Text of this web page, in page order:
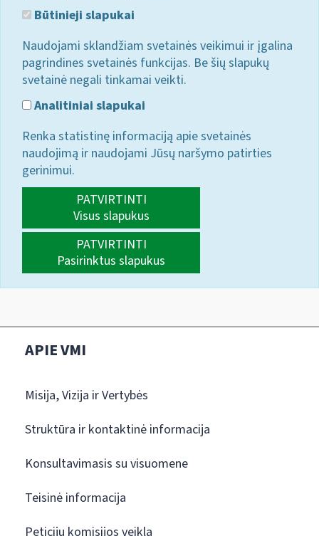
Būtinieji slapukai
Naudojami sklandžiam svetainės veikimui ir įgalina
pagrindines svetainės funkcijas. Be šių slapukų
svetainė negali tinkamai veikti.
Analitiniai slapukai
Renka statistinę informaciją apie svetainės
naudojimą ir naudojami Jūsų naršymo patirties
gerinimui.
PATVIRTINTI
Visus slapukus
PATVIRTINTI
Pasirinktus slapukus
APIE VMI
Misija, Vizija ir Vertybės
Struktūra ir kontaktinė informacija
Konsultavimasis su visuomene
Teisinė informacija
Peticijų komisijos veikla